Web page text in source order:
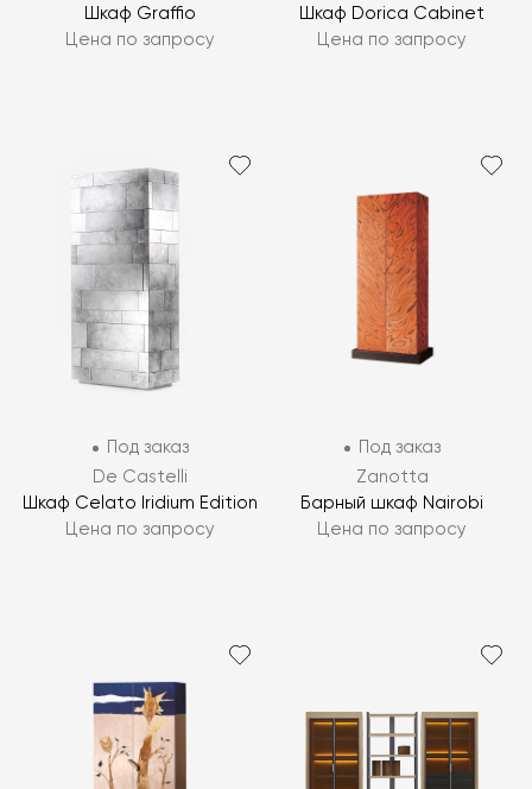
Шкаф Graffio
Цена по запросу
Шкаф Dorica Cabinet
Цена по запросу
Под заказ
De Castelli
Шкаф Celato Iridium Edition
Цена по запросу
Под заказ
Zanotta
Барный шкаф Nairobi
Цена по запросу